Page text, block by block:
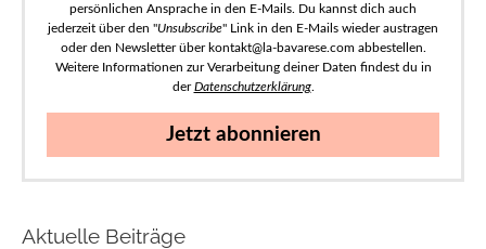
persönlichen Ansprache in den E-Mails. Du kannst dich auch
jederzeit über den "Unsubscribe" Link in den E-Mails wieder austragen
oder den Newsletter über kontakt@la-bavarese.com abbestellen.
Weitere Informationen zur Verarbeitung deiner Daten findest du in
derDatenschutzerklärung.
Jetzt abonnieren
Aktuelle Beiträge